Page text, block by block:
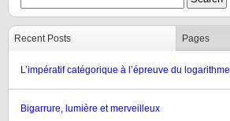
Recent Posts Pages
L’impératif catégorique à l’épreuve du logarithme
Bigarrure, lumière et merveilleux